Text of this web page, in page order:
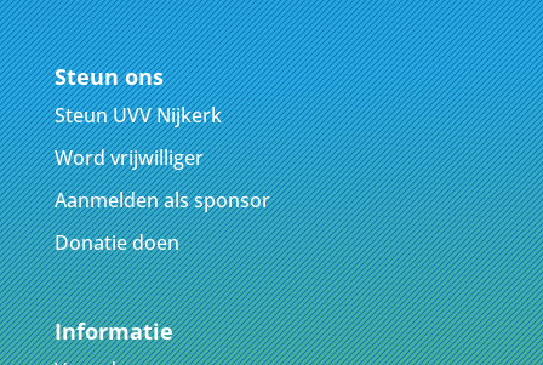
Steun ons
Steun UVV Nijkerk
Word vrijwilliger
Aanmelden als sponsor
Donatie doen
Informatie